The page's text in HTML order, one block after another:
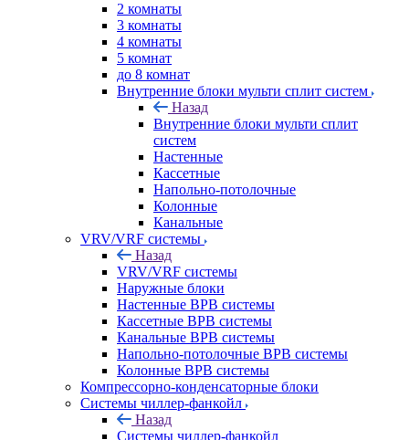
2 комнаты
3 комнаты
4 комнаты
5 комнат
до 8 комнат
Внутренние блоки мульти сплит систем
Назад
Внутренние блоки мульти сплит
систем
Настенные
Кассетные
Напольно-потолочные
Колонные
Канальные
VRV/VRF системы
Назад
VRV/VRF системы
Наружные блоки
Настенные ВРВ системы
Кассетные ВРВ системы
Канальные ВРВ системы
Напольно-потолочные ВРВ системы
Колонные ВРВ системы
Компрессорно-конденсаторные блоки
Системы чиллер-фанкойл
Назад
Системы чиллер-фанкойл